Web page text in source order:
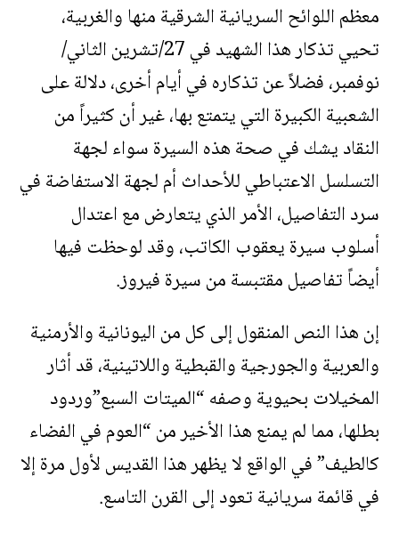
معظم اللوائح السريانية الشرقية منها والغربية،
تحيي تذكار هذا الشهيد في 27/تشرين الثاني/
نوفمبر، فضلاً عن تذكاره في أيام أخرى، دلالة على
الشعبية الكبيرة التي يتمتع بها، غير أن كثيراً من
النقاد يشك في صحة هذه السيرة سواء لجهة
التسلسل الاعتباطي للأحداث أم لجهة الاستفاضة في
سرد التفاصيل، الأمر الذي يتعارض مع اعتدال
أسلوب سيرة يعقوب الكاتب، وقد لوحظت فيها
أيضاً تفاصيل مقتبسة من سيرة فيروز.
إن هذا النص المنقول إلى كل من اليونانية والأرمنية
والعربية والجورجية والقبطية واللاتينية، قد أثار
المخيلات بحيوية وصفه “الميتات السبع”وردود
بطلها، مما لم يمنع هذا الأخير من “العوم في الفضاء
كالطيف” في الواقع لا يظهر هذا القديس لأول مرة إلا
في قائمة سريانية تعود إلى القرن التاسع.